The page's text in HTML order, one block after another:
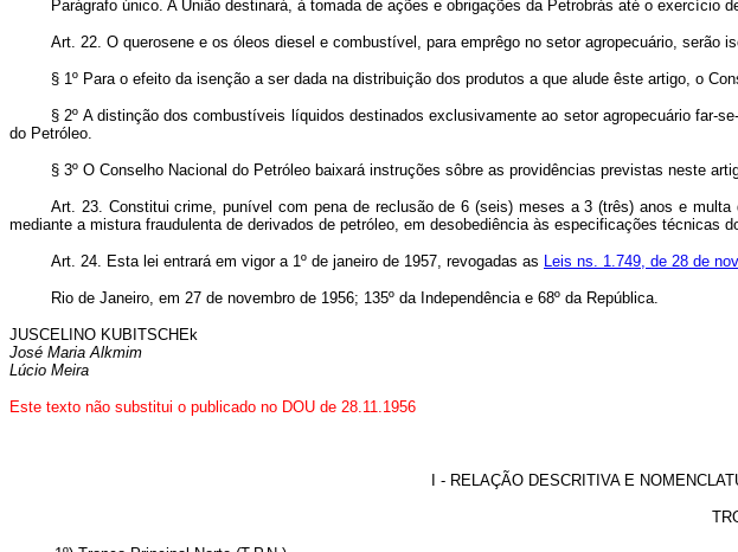
Parágrafo único. A União destinará, à tomada de ações e obrigações da Petrobrás até o
Art. 22. O querosene e os óleos diesel e combustível, para emprêgo no setor agropecuário, serão
§ 1º Para o efeito da isenção a ser dada na distribuição dos produtos a que alude êste artigo, o
§ 2º A distinção dos combustíveis líquidos destinados exclusivamente ao setor agropecuário far-
do Petróleo.
§ 3º O Conselho Nacional do Petróleo baixará instruções sôbre as providências previstas neste
Art. 23. Constitui crime, punível com pena de reclusão de 6 (seis) meses a 3 (três) anos e
mediante a mistura fraudulenta de derivados de petróleo, em desobediência às especificações técnicas
Art. 24. Esta lei entrará em vigor a 1º de janeiro de 1957, revogadas as Leis ns. 1.749, de 28 de
Rio de Janeiro, em 27 de novembro de 1956; 135º da Independência e 68º da República.
JUSCELINO KUBITSCHEk
José Maria Alkmim
Lúcio Meira
Este texto não substitui o publicado no DOU de 28.11.1956
I - RELAÇÃO DESCRITIVA E